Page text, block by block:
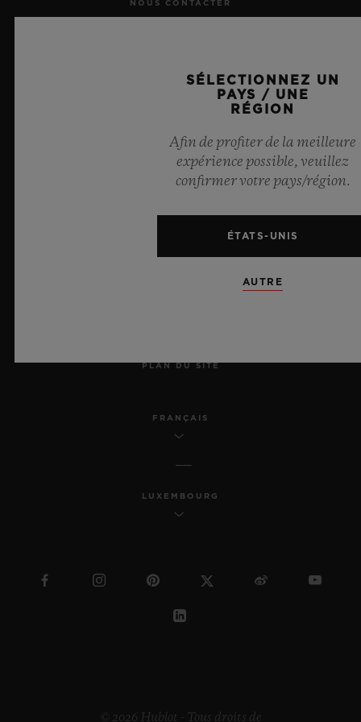
NOUS CONTACTER
PRESSE
MENTIONS LÉGALES ET CONDITIONS D'UTILISATION
PLAN DU SITE
FRANÇAIS
LUXEMBOURG
© 2026 Hublot - Tous droits de
SÉLECTIONNEZ UN
PAYS / UNE
RÉGION
Afin de profiter de la meilleure
expérience possible, veuillez
confirmer votre pays/région.
ÉTATS-UNIS
AUTRE